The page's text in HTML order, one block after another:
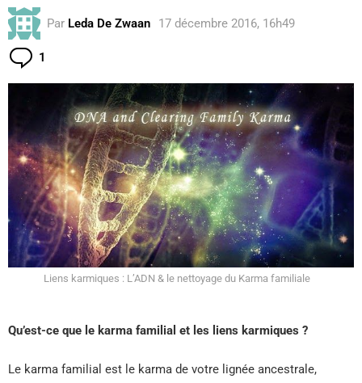
Par Leda De Zwaan 17 décembre 2016, 16h49
1
Liens karmiques : L’ADN & le nettoyage du Karma familiale
Qu’est-ce que le karma familial et les liens karmiques ?
Le karma familial est le karma de votre lignée ancestrale,